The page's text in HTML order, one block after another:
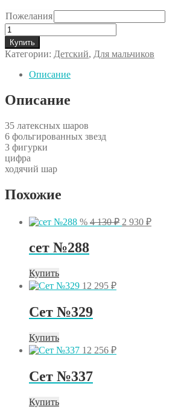
Пожелания
Количество
товара
Сет
№618
Купить
Категории: Детский, Для мальчиков
Описание
Описание
35 латексных шаров
6 фольгированных звезд
3 фигурки
цифра
ходячий шар
Похожие
% 4 130₽ Первоначальная
2 930 ₽Текущая
сет №288
Купить
12 295 ₽
Сет №329
Купить
12 256 ₽
Сет №337
Купить